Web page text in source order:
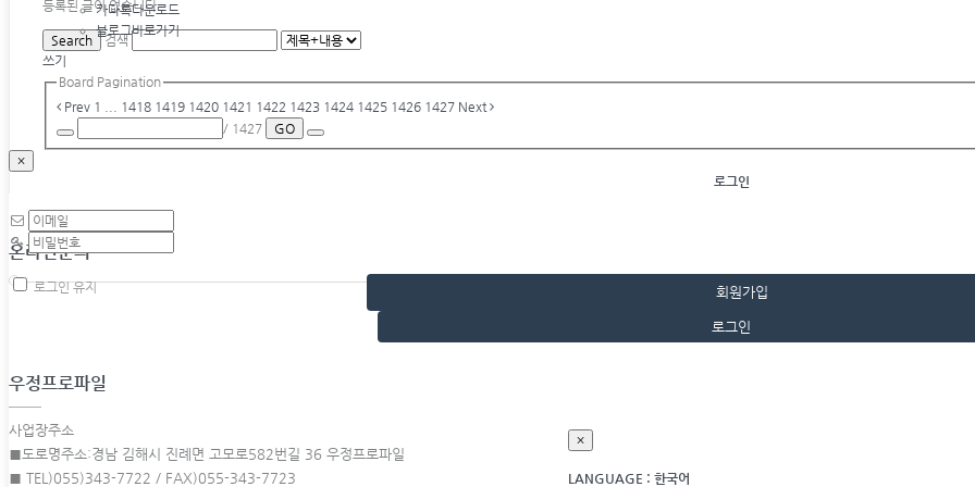
카다록다운로드
블로그바로가기
×
로그인
로그인 유지 회원가입
×
LANGUAGE : 한국어
등록된 글이 없습니다.
Search
검색
쓰기
Board Pagination
Prev 1 1418 1419 1420 1421 1422 1423 1424 1425 1426 1427 Next
/ 1427
GO
온라인문의
우정프로파일
사업장주소
■도로명주소:경남 김해시 진례면 고모로582번길 36 우정프로파일
■ TEL)055)343-7722 / FAX)055-343-7723